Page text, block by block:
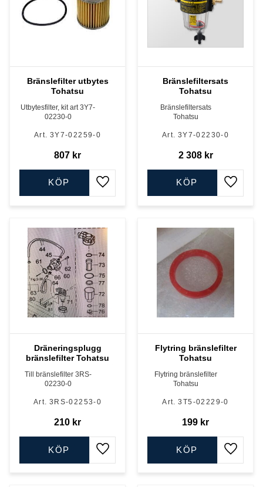
Bränslefilter utbytes
Tohatsu
Utbytesfilter, kit art 3Y7-
02230-0
3Y7-02259-0
807 kr
Lägg till i favoriter
KÖP
Bränslefiltersats
Tohatsu
Bränslefiltersats
Tohatsu
3Y7-02230-0
2 308kr
Lägg
KÖP
Dräneringsplugg
bränslefilter Tohatsu
Till bränslefilter 3RS-
02230-0
3RS-02253-0
210 kr
Lägg till i favoriter
KÖP
Flytring bränslefilter
Tohatsu
Flytring bränslefilter
Tohatsu
3T5-02229-0
199 kr
Lägg
KÖP